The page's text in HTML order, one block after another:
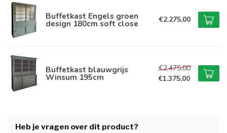
Buffetkast Engels groen
design 180cm soft close €2.275,00
Buffetkast blauwgrijs
Winsum 195cm
€2.475,00
€1.375,00
Heb je vragen over dit product?